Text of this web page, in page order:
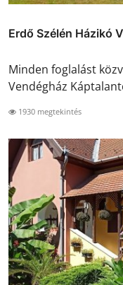
Erdő Szélén Házikó
Minden foglalást
Vendégház
1930 megtekintés